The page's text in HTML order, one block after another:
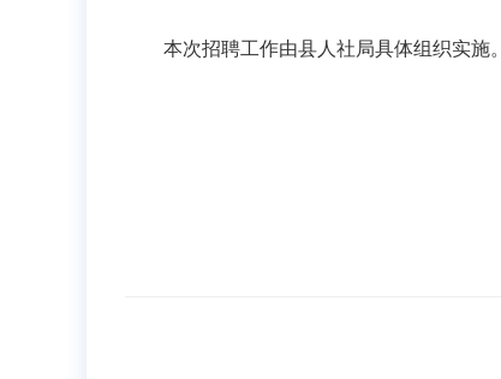
本次招聘工作由县人社局具体组织实施。